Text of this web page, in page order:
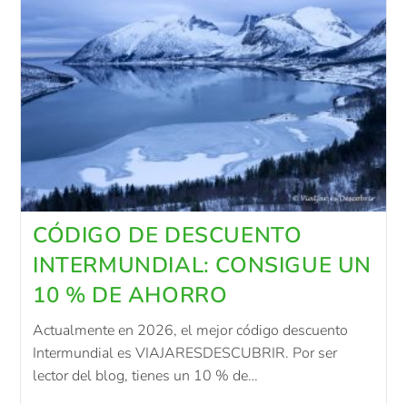
CÓDIGO DE DESCUENTO
INTERMUNDIAL: CONSIGUE UN
10 % DE AHORRO
Actualmente en 2026, el mejor código descuento
Intermundial es VIAJARESDESCUBRIR. Por ser
lector del blog, tienes un 10 % de…